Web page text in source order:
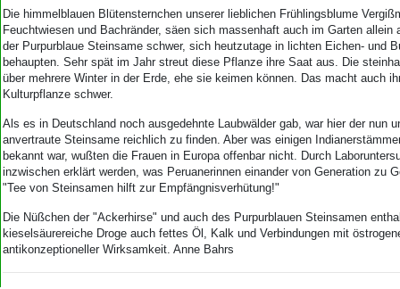
Die himmelblauen Blütensternchen unserer lieblichen Frühlingsblume
Feuchtwiesen und Bachränder, säen sich massenhaft auch im Garten allein
der Purpurblaue Steinsame schwer, sich heutzutage in lichten Eichen- und
behaupten. Sehr spät im Jahr streut diese Pflanze ihre Saat aus. Die
über mehrere Winter in der Erde, ehe sie keimen können. Das macht auch
Kulturpflanze schwer.
Als es in Deutschland noch ausgedehnte Laubwälder gab, war hier der nun
anvertraute Steinsame reichlich zu finden. Aber was einigen
bekannt war, wußten die Frauen in Europa offenbar nicht. Durch
inzwischen erklärt werden, was Peruanerinnen einander von Generation zu
"Tee von Steinsamen hilft zur Empfängnisverhütung!"
Die Nüßchen der "Ackerhirse" und auch des Purpurblauen Steinsamen
kieselsäurereiche Droge auch fettes Öl, Kalk und Verbindungen mit
antikonzeptioneller Wirksamkeit. Anne Bahrs